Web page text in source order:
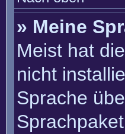
» Meine
Meist hat
nicht
Sprache